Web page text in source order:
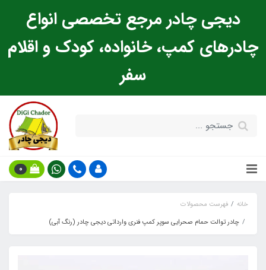
دیجی چادر مرجع تخصصی انواع
چادرهای کمپ، خانواده، کودک و اقلام
سفر
0
خانه
فهرست محصولات
چادر توالت حمام صحرایی سوپر کمپ فنری وارداتی دیجی چادر (رنگ آبی)